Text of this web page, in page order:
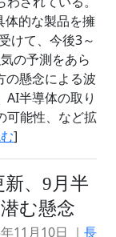
体的な製品を擁
けて、今後3～
の予測をあら
の懸念による波
半導体の取り
可能性、など拡
]
、9月半
む懸念
11月10日 ｜ 長